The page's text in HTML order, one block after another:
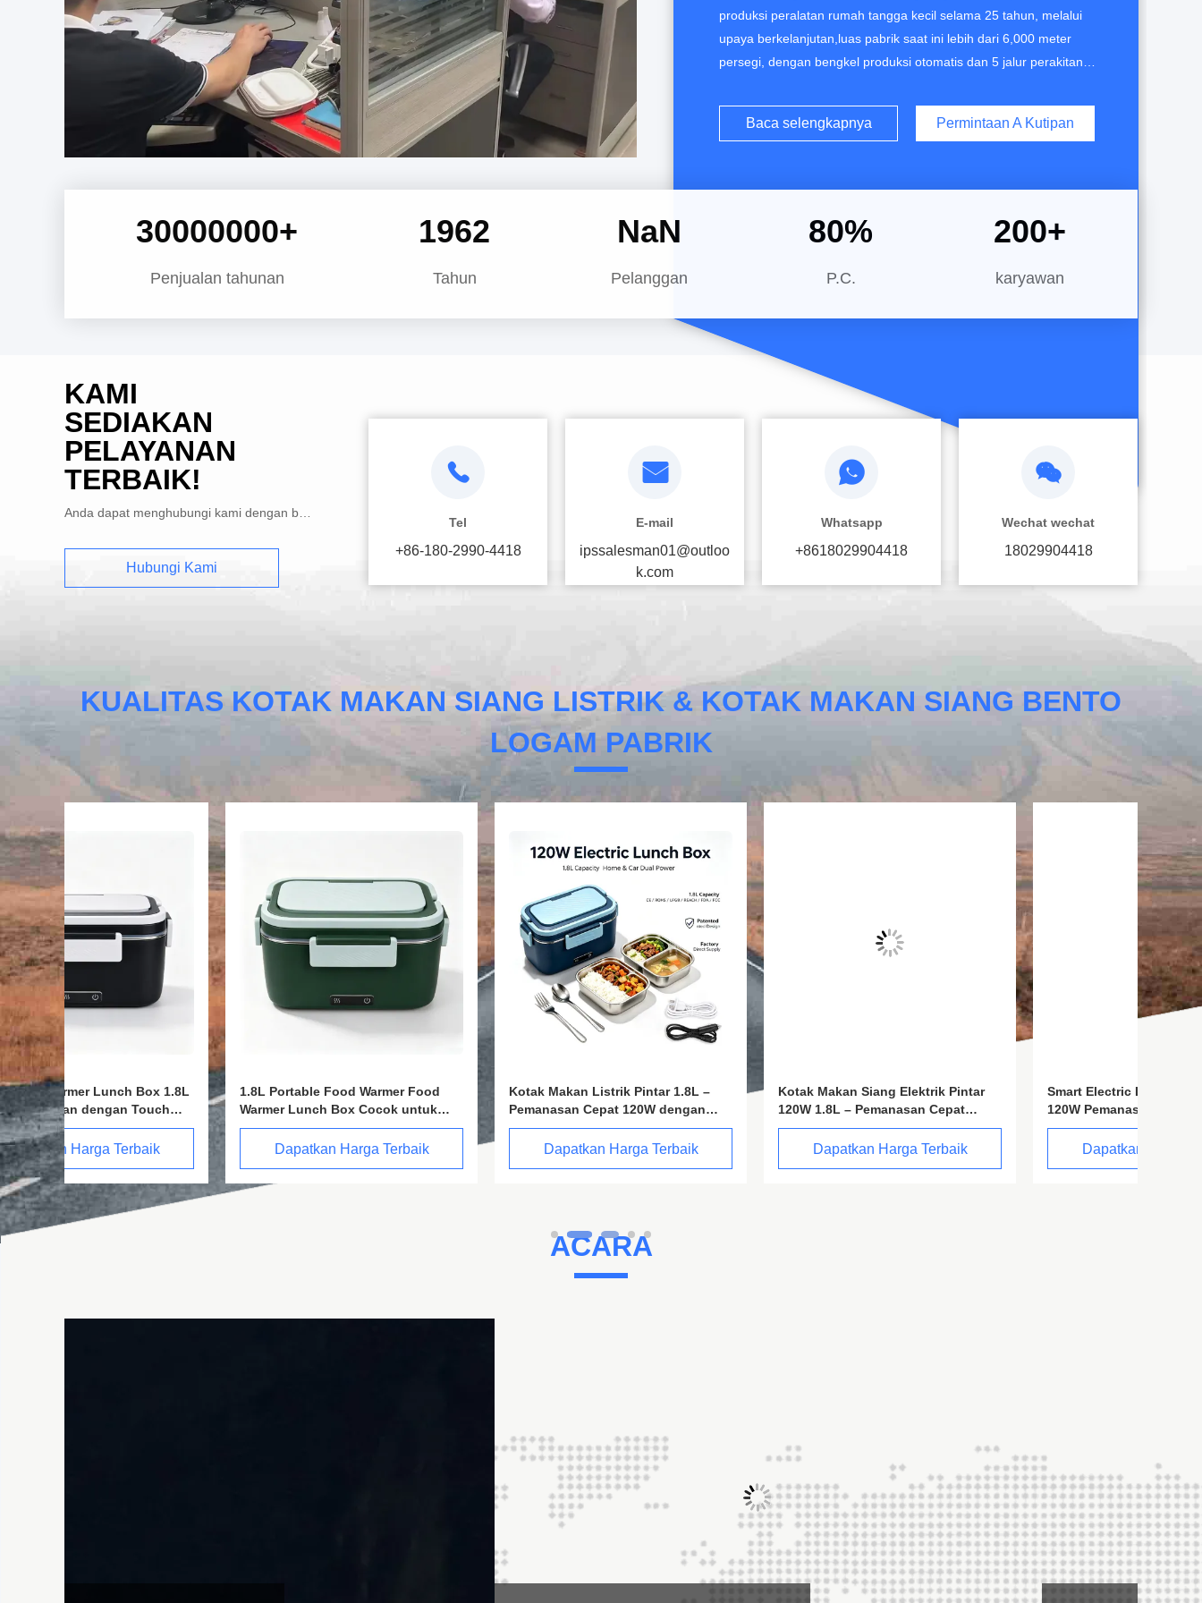
produksi peralatan rumah tangga kecil selama 25 tahun, melalui
upaya berkelanjutan,luas pabrik saat ini lebih dari 6,000 meter
persegi, dengan bengkel produksi otomatis dan 5 jalur perakitan
ISO-9001; banyak produk telah lulus CE, ROHS,LFGB, FCC, UKCA,
dll. Produk utama kami adalah kotak makan siang, ...
Baca selengkapnya Permintaan A Kutipan
30000000+
Penjualan tahunan
2000
Tahun
NaN
Pelanggan
80%
P.C.
200+
karyawan
KAMI
SEDIAKAN
PELAYANAN
TERBAIK!
Hubungi Kami
Tel
+86-180-2990-4418
E-mail
ipssalesman01@outloo
k.com
Whatsapp
+8618029904418
Wechat wechat
18029904418
KUALITAS KOTAK MAKAN SIANG LISTRIK & KOTAK MAKAN SIANG BENTO
LOGAM PABRIK
1.8L Portable Food Warmer Food
Warmer Lunch Box Cocok untuk
kegiatan di luar ruangan
Mempertahankan makanan hangat
Dapatkan Harga Terbaik
Kotak Makan Listrik Pintar 1.8L –
Pemanasan Cepat 120W dengan
Kontrol Suhu Layar Sentuh
Dapatkan Harga Terbaik
Kotak Makan Siang Elektrik Pintar
120W 1.8L – Pemanasan Cepat
dengan Kontrol Suhu Layar Sentuh
Dapatkan Harga Terbaik
Smart Electric Lunch Box 1.8L.
120W Pemanas Makanan Pemanas
Cepat dengan Kontrol Layar Sentuh
Dapatkan Harga Terbaik
ACARA